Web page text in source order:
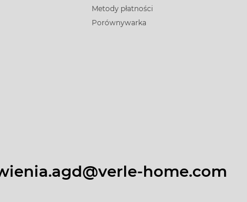
Metody płatności
Porównywarka
home.com